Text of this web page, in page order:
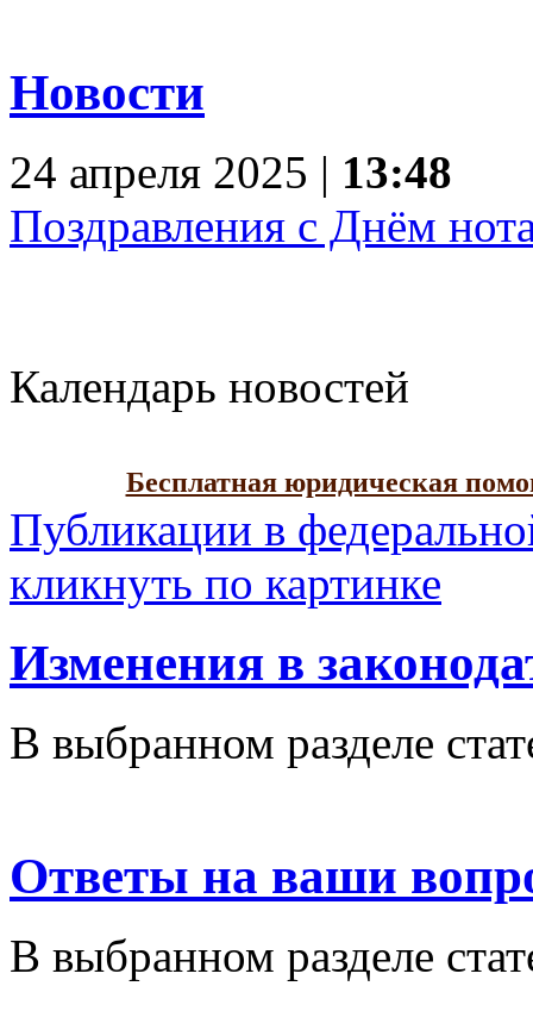
Новости
24 апреля 2025 | 13:48
Поздравления с Днём
Календарь новостей
Бесплатная юридическая
Публикации в
кликнуть по картинке
Изменения в
В выбранном разделе
Ответы на ваши
В выбранном разделе